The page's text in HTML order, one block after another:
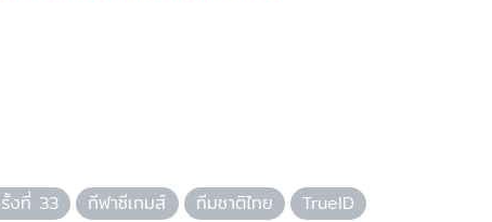
งที่ 33 กีฬาซีเกมส์ ทีมชาติไทย
TrueID